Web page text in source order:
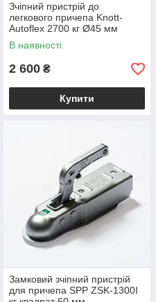
Зчіпний пристрій до
легкового причепа Knott-
Autoflex 2700 кг Ø45 мм
6E0019.008
В наявності
2 600 ₴
Купити
Замковий зчіпний пристрій
для причепа SPP ZSK-1300I